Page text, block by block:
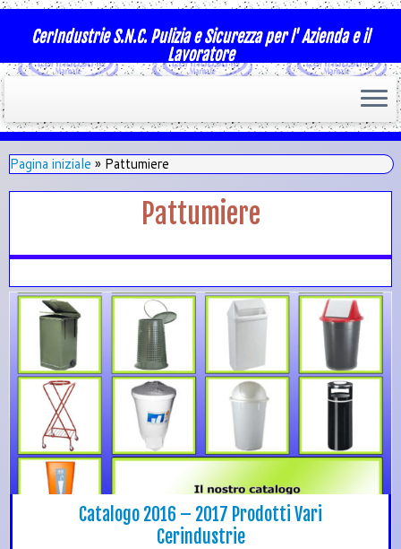
CerIndustrie S.N.C. Pulizia e Sicurezza per l' Azienda e il
Lavoratore
Pagina iniziale » Pattumiere
Pattumiere
Catalogo 2016 – 2017 Prodotti Vari
Cerindustrie